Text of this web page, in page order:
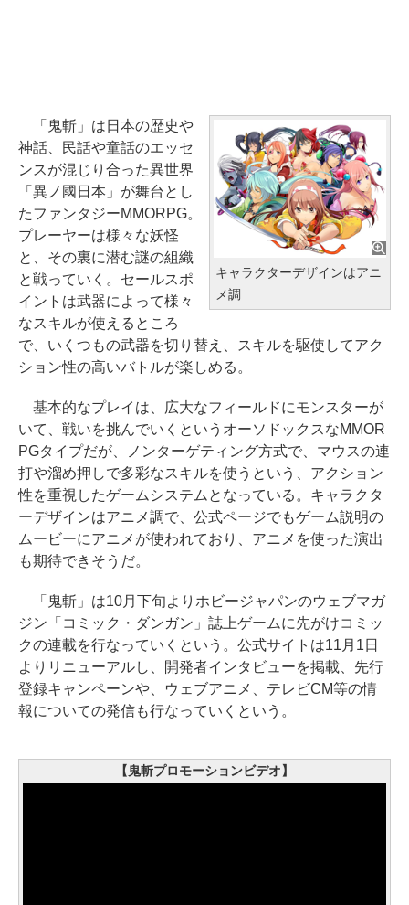
キャラクターデザインはアニ
メ調
「鬼斬」は日本の歴史や
神話、民話や童話のエッセ
ンスが混じり合った異世界
「異ノ國日本」が舞台とし
たファンタジーMMORPG。
プレーヤーは様々な妖怪
と、その裏に潜む謎の組織
と戦っていく。セールスポ
イントは武器によって様々
なスキルが使えるところ
で、いくつもの武器を切り替え、スキルを駆使してアク
ション性の高いバトルが楽しめる。
基本的なプレイは、広大なフィールドにモンスターが
いて、戦いを挑んでいくというオーソドックスなMMOR
PGタイプだが、ノンターゲティング方式で、マウスの連
打や溜め押しで多彩なスキルを使うという、アクション
性を重視したゲームシステムとなっている。キャラクタ
ーデザインはアニメ調で、公式ページでもゲーム説明の
ムービーにアニメが使われており、アニメを使った演出
も期待できそうだ。
「鬼斬」は10月下旬よりホビージャパンのウェブマガ
ジン「コミック・ダンガン」誌上ゲームに先がけコミッ
クの連載を行なっていくという。公式サイトは11月1日
よりリニューアルし、開発者インタビューを掲載、先行
登録キャンペーンや、ウェブアニメ、テレビCM等の情
報についての発信も行なっていくという。
【鬼斬プロモーションビデオ】